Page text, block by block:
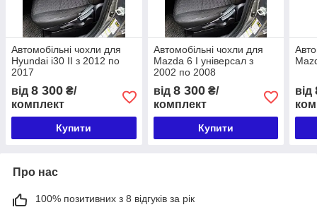
Автомобільні чохли для
Hyundai i30 II з 2012 по
2017
від 8 300 ₴/
комплект
Купити
Автомобільні чохли для
Mazda 6 I універсал з
2002 по 2008
від 8 300₴/
комплект
Купити
від
Про нас
100% позитивних з 8 відгуків за рік